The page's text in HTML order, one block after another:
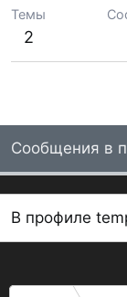
Темы
2
Сообщения в
В профиле